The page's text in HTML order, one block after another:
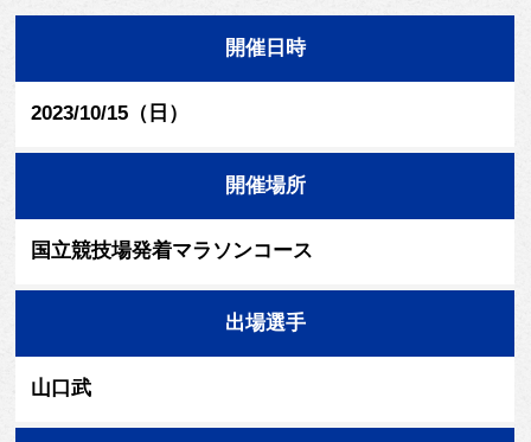
開催日時
2023/10/15（日）
開催場所
国立競技場発着マラソンコース
出場選手
山口武